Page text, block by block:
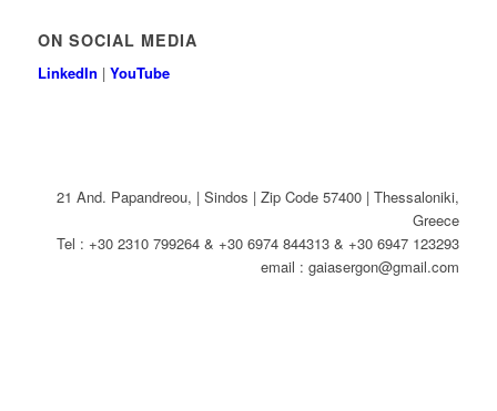
ON SOCIAL MEDIA
LinkedIn | YouTube
21 And. Papandreou, | Sindos | Zip Code 57400 | Thessaloniki,
Greece
Tel : +30 2310 799264 & +30 6974 844313 & +30 6947 123293
email : gaiasergon@gmail.com